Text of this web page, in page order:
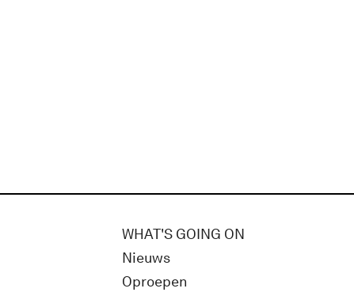
WHAT'S GOING ON
Nieuws
Oproepen